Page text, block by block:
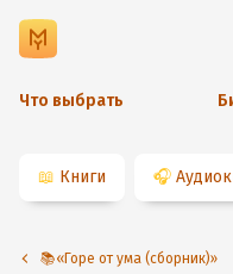
Что выбрать
📖 Книги 🎧
📚«Горе от ума (сборник)»